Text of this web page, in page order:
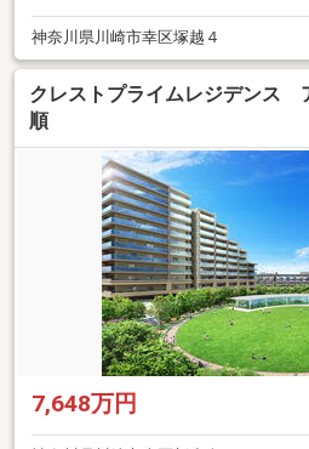
神奈川県川崎市幸区塚越４
クレストプライムレジデンス
順
7,648万円